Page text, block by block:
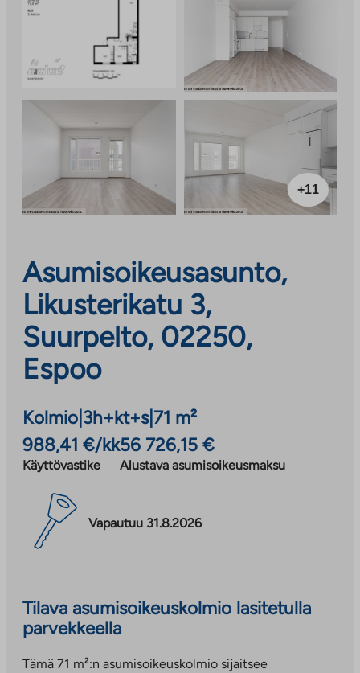
+11
Asumisoikeusasunto,
Likusterikatu 3,
Suurpelto, 02250,
Espoo
Kolmio 3h+kt+s| 71 m²
988,41 €/kk
Käyttövastike
56 726,15 €
Alustava asumisoikeusmaksu
Vapautuu 31.8.2026
Tilava asumisoikeuskolmio lasitetulla
parvekkeella
Tämä 71 m²:n asumisoikeuskolmio sijaitsee